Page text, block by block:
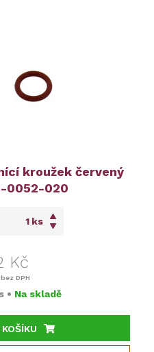
kroužek červený
0052-020
ks
Kč
bez DPH
• Na skladě